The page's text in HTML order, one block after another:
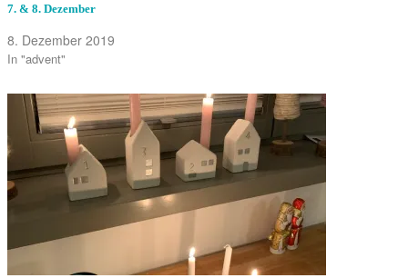
7. & 8. Dezember
8. Dezember 2019
In "advent"